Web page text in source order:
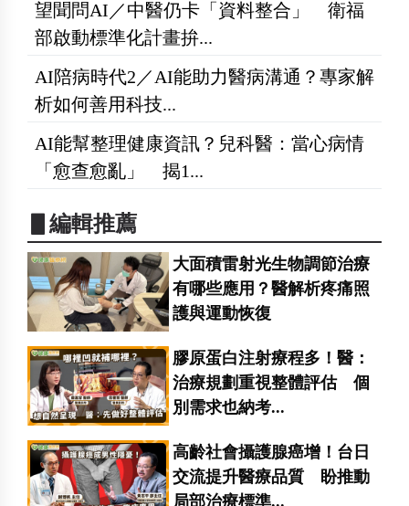
望聞問AI／中醫仍卡「資料整合」 衛福
部啟動標準化計畫拚...
AI陪病時代2／AI能助力醫病溝通？專家解
析如何善用科技...
AI能幫整理健康資訊？兒科醫：當心病情
「愈查愈亂」 揭1...
▋編輯推薦
大面積雷射光生物調節治療
有哪些應用？醫解析疼痛照
護與運動恢復
膠原蛋白注射療程多！醫：
治療規劃重視整體評估 個
別需求也納考...
高齡社會攝護腺癌增！台日
交流提升醫療品質 盼推動
局部治療標準...